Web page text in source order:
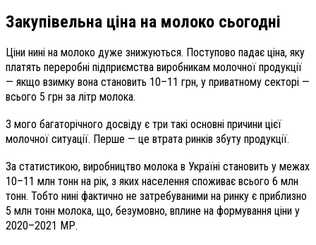
Закупівельна ціна на молоко сьогодні
Ціни нині на молоко дуже знижуються. Поступово падає ціна, яку
платять переробні підприємства виробникам молочної продукції
— якщо взимку вона становить 10–11 грн, у приватному секторі —
всього 5 грн за літр молока.
З мого багаторічного досвіду є три такі основні причини цієї
молочної ситуації. Перше — це втрата ринків збуту продукції.
За статистикою, виробництво молока в Україні становить у межах
10–11 млн тонн на рік, з яких населення споживає всього 6 млн
тонн. Тобто нині фактично не затребуваними на ринку є приблизно
5 млн тонн молока, що, безумовно, вплине на формування ціни у
2020–2021 МР.